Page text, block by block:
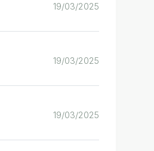
19/03/2025
19/03/2025
19/03/2025